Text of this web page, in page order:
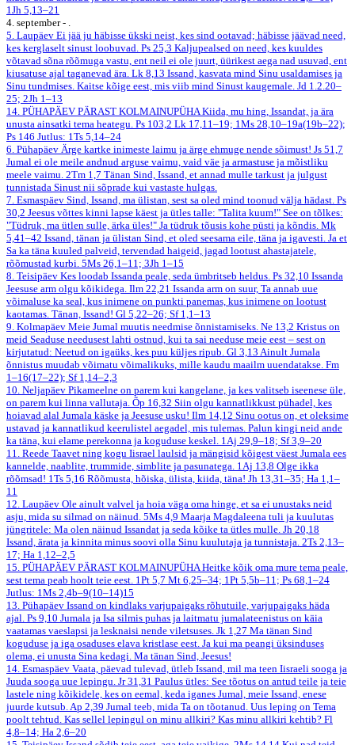
1Jh 5,13–21
4. september - .
5. Laupäev Ei jää ju häbisse ükski neist, kes sind ootavad; häbisse jäävad need,
kes kerglaselt sinust loobuvad. Ps 25,3 Kaljupealsed on need, kes kuuldes
võtavad sõna rõõmuga vastu, ent neil ei ole juurt, üürikest aega nad usuvad, ent
kiusatuse ajal taganevad ära. Lk 8,13 Issand, kasvata mind Sinu usaldamises ja
Sinu tundmises. Kaitse kõige eest, mis viib mind Sinust kaugemale. Jd 1.2.20–
25; 2Jh 1–13
14. PÜHAPÄEV PÄRAST KOLMAINUPÜHAKiida, mu hing, Issandat, ja ära
unusta ainsatki tema heategu. Ps 103,2 Lk 17,11–19; 1Ms 28,10–19a(19b–22);
Ps 146 Jutlus: 1Ts 5,14–24
6. Pühapäev Ärge kartke inimeste laimu ja ärge ehmuge nende sõimust! Js 51,7
Jumal ei ole meile andnud arguse vaimu, vaid väe ja armastuse ja mõistliku
meele vaimu. 2Tm 1,7 Tänan Sind, Issand, et annad mulle tarkust ja julgust
tunnistada Sinust nii sõprade kui vastaste hulgas.
7. Esmaspäev Sind, Issand, ma ülistan, sest sa oled mind toonud välja hädast. Ps
30,2 Jeesus võttes kinni lapse käest ja ütles talle: "Talita kuum!" See on tõlkes:
"Tüdruk, ma ütlen sulle, ärka üles!" Ja tüdruk tõusis kohe püsti ja kõndis. Mk
5,41–42 Issand, tänan ja ülistan Sind, et oled seesama eile, täna ja igavesti. Ja et
Sa ka täna kuuled palveid, tervendad haigeid, jagad lootust ahastajatele,
rõõmustad kurbi. 5Ms 26,1–11; 3Jh 1–15
8. Teisipäev Kes loodab Issanda peale, seda ümbritseb heldus. Ps 32,10 Issanda
Jeesuse arm olgu kõikidega. Ilm 22,21 Issanda arm on suur, Ta annab uue
võimaluse ka seal, kus inimene on punkti panemas, kus inimene on lootust
kaotamas. Tänan, Issand! Gl 5,22–26; Sf 1,1–13
9. Kolmapäev Meie Jumal muutis needmise õnnistamiseks. Ne 13,2 Kristus on
meid Seaduse needusest lahti ostnud, kui ta sai needuse meie eest – sest on
kirjutatud: Neetud on igaüks, kes puu küljes ripub. Gl 3,13 Ainult Jumala
õnnistus muudab võimatu võimalikuks, mille kaudu maailm uuendatakse. Fm
1–16(17–22); Sf 1,14–2,3
10. Neljapäev Pikameelne on parem kui kangelane, ja kes valitseb iseenese üle,
on parem kui linna vallutaja. Õp 16,32 Siin olgu kannatlikkust pühadel, kes
hoiavad alal Jumala käske ja Jeesuse usku! Ilm 14,12 Sinu ootus on, et oleksime
ustavad ja kannatlikud keerulistel aegadel, mis tulemas. Palun kingi neid ande
ka täna, kui elame perekonna ja koguduse keskel. 1Aj 29,9–18; Sf 3,9–20
11. Reede Taavet ning kogu Iisrael laulsid ja mängisid kõigest väest Jumala ees
kannelde, naablite, trummide, simblite ja pasunatega. 1Aj 13,8 Olge ikka
rõõmsad! 1Ts 5,16 Rõõmusta, hõiska, ülista, kiida, täna! Jh 13,31–35; Ha 1,1–
11
12. Laupäev Ole ainult valvel ja hoia väga oma hinge, et sa ei unustaks neid
asju, mida su silmad on näinud. 5Ms 4,9 Maarja Magdaleena tuli ja kuulutas
jüngritele: Ma olen näinud Issandat ja seda kõike ta ütles mulle. Jh 20,18
Issand, ärata ja kinnita minus soovi olla Sinu kuulutaja ja tunnistaja. 2Ts 2,13–
17; Ha 1,12–2,5
15. PÜHAPÄEV PÄRAST KOLMAINUPÜHAHeitke kõik oma mure tema peale,
sest tema peab hoolt teie eest. 1Pt 5,7 Mt 6,25–34; 1Pt 5,5b–11; Ps 68,1–24
Jutlus: 1Ms 2,4b–9(10–14)15
13. Pühapäev Issand on kindlaks varjupaigaks rõhutuile, varjupaigaks häda
ajal. Ps 9,10 Jumala ja Isa silmis puhas ja laitmatu jumalateenistus on käia
vaatamas vaeslapsi ja lesknaisi nende viletsuses. Jk 1,27 Ma tänan Sind
koguduse ja iga osaduses elava kristlase eest. Ja kui ma peangi üksinduses
olema, ei unusta Sina kedagi. Ma tänan Sind, Jeesus!
14. Esmaspäev Vaata, päevad tulevad, ütleb Issand, mil ma teen Iisraeli sooga ja
Juuda sooga uue lepingu. Jr 31,31 Paulus ütles: See tõotus on antud teile ja teie
lastele ning kõikidele, kes on eemal, keda iganes Jumal, meie Issand, enese
juurde kutsub.Ap 2,39 Jumal teeb, mida Ta on tõotanud. Uus leping on Tema
poolt tehtud. Kas sellel lepingul on minu allkiri? Kas minu allkiri kehtib? Fl
4,8–14; Ha 2,6–20